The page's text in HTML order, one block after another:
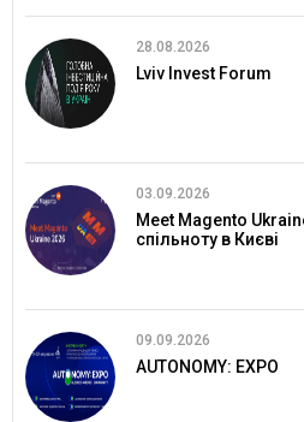
28.08.2026
Lviv Invest Forum
03.09.2026
Meet Magento
спільноту в Києві
09.09.2026
AUTONOMY: EXPO